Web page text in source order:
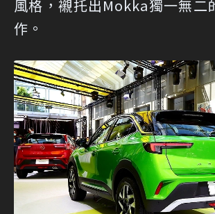
風格，襯托出Mokka獨一無二
作。